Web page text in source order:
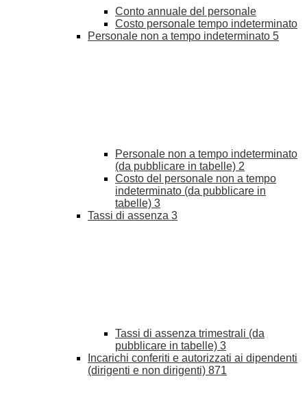
Conto annuale del personale
Costo personale tempo indeterminato
Personale non a tempo indeterminato 5
Personale non a tempo indeterminato
(da pubblicare in tabelle) 2
Costo del personale non a tempo
indeterminato (da pubblicare in
tabelle) 3
Tassi di assenza 3
Tassi di assenza trimestrali (da
pubblicare in tabelle) 3
Incarichi conferiti e autorizzati ai dipendenti
(dirigenti e non dirigenti) 871